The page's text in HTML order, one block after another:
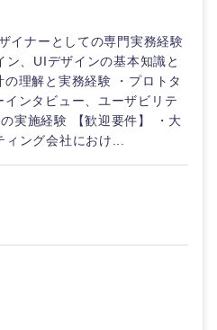
イナーとしての専門実務経験
、UIデザインの基本知識と
理解と実務経験 ・プロトタ
ンタビュー、ユーザビリテ
実施経験 【歓迎要件】 ・大
ング会社におけ...